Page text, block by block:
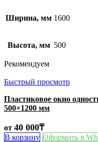
Ширина, мм 1600
Высота, мм 500
Рекомендуем
Быстрый просмотр
Пластиковое окно
500×1200 мм
от 40 000₸
В корзину Оформить в